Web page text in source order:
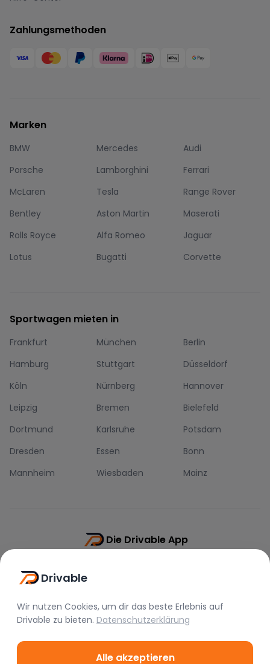
Zahlungsmethoden
Marken
BMW Mercedes
Audi
Porsche
Lamborghini
Ferrari
McLaren
Tesla
Range Rover
Bentley
Aston Martin
Maserati
Rolls Royce
Alfa Romeo
Jaguar
Lotus
Bugatti Corvette
Sportwagen mieten in
Frankfurt München
Berlin
Hamburg
Stuttgart
Düsseldorf
Köln
Nürnberg
Hannover
Leipzig
Bremen
Bielefeld
Dortmund
Karlsruhe
Potsdam
Dresden
Essen
Bonn
Mannheim
Wiesbaden Mainz
Die Drivable App
Drivable
Wir nutzen Cookies, um dir das beste Erlebnis auf
Drivable zu bieten. Datenschutzerklärung
Alle akzeptieren